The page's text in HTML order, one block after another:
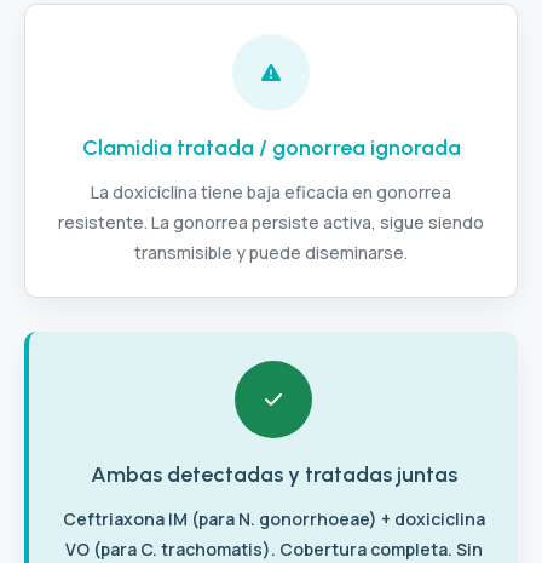
Clamidia tratada / gonorrea ignorada
La doxiciclina tiene baja eficacia en gonorrea
resistente. La gonorrea persiste activa, sigue siendo
transmisible y puede diseminarse.
Ambas detectadas y tratadas juntas
Ceftriaxona IM (para N. gonorrhoeae) + doxiciclina
VO (para C. trachomatis). Cobertura completa. Sin